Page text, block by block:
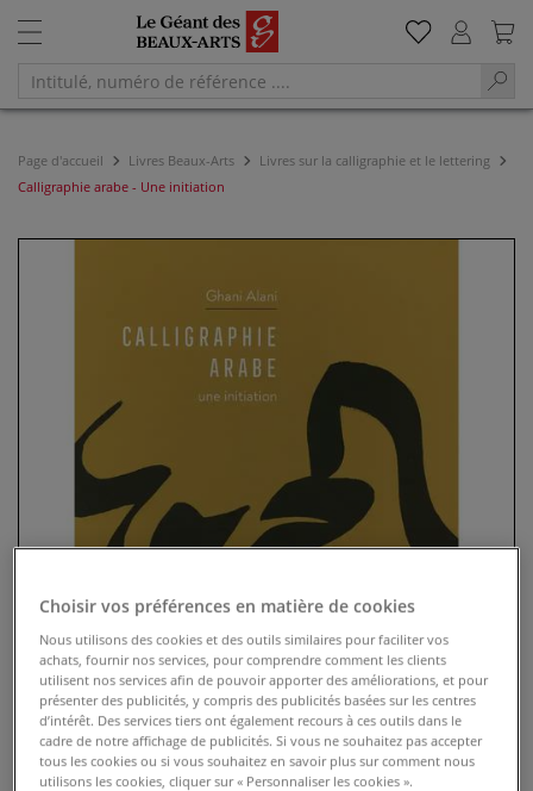
Page d'accueil Livres Beaux-Arts
Livres sur la calligraphie et le lettering
Calligraphie arabe - Une initiation
Choisir vos préférences en matière de cookies
Nous utilisons des cookies et des outils similaires pour faciliter vos
achats, fournir nos services, pour comprendre comment les clients
utilisent nos services afin de pouvoir apporter des améliorations, et pour
présenter des publicités, y compris des publicités basées sur les centres
d’intérêt. Des services tiers ont également recours à ces outils dans le
cadre de notre affichage de publicités. Si vous ne souhaitez pas accepter
tous les cookies ou si vous souhaitez en savoir plus sur comment nous
utilisons les cookies, cliquer sur « Personnaliser les cookies ».